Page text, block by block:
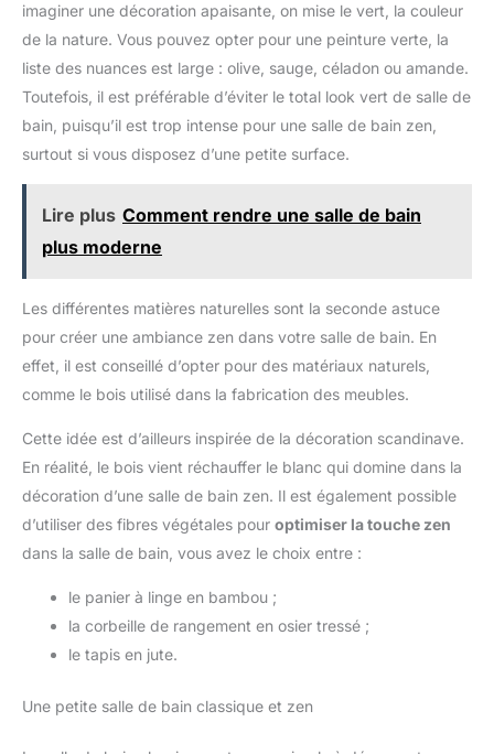
imaginer une décoration apaisante, on mise le vert, la couleur
de la nature. Vous pouvez opter pour une peinture verte, la
liste des nuances est large : olive, sauge, céladon ou amande.
Toutefois, il est préférable d’éviter le total look vert de salle de
bain, puisqu’il est trop intense pour une salle de bain zen,
surtout si vous disposez d’une petite surface.
Lire plus Comment rendre une salle de bain
plus moderne
Les différentes matières naturelles sont la seconde astuce
pour créer une ambiance zen dans votre salle de bain. En
effet, il est conseillé d’opter pour des matériaux naturels,
comme le bois utilisé dans la fabrication des meubles.
Cette idée est d’ailleurs inspirée de la décoration scandinave.
En réalité, le bois vient réchauffer le blanc qui domine dans la
décoration d’une salle de bain zen. Il est également possible
d’utiliser des fibres végétales pour optimiser la touche zen
dans la salle de bain, vous avez le choix entre :
le panier à linge en bambou ;
la corbeille de rangement en osier tressé ;
le tapis en jute.
Une petite salle de bain classique et zen